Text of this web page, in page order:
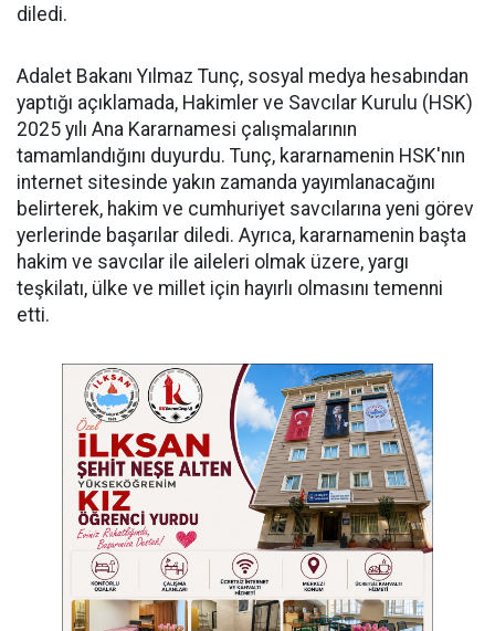
diledi.
Adalet Bakanı Yılmaz Tunç, sosyal medya hesabından
yaptığı açıklamada, Hakimler ve Savcılar Kurulu (HSK)
2025 yılı Ana Kararnamesi çalışmalarının
tamamlandığını duyurdu. Tunç, kararnamenin HSK'nın
internet sitesinde yakın zamanda yayımlanacağını
belirterek, hakim ve cumhuriyet savcılarına yeni görev
yerlerinde başarılar diledi. Ayrıca, kararnamenin başta
hakim ve savcılar ile aileleri olmak üzere, yargı
teşkilatı, ülke ve millet için hayırlı olmasını temenni
etti.